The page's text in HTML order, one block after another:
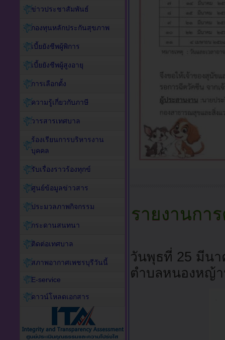
รายงานกา
วันพุธที่ 25 มีนา
ตำบลหนองหญ้
ข่าวประชาสัมพันธ์
กองทุนหลักประกันสุขภาพ
เบี้ยยังชีพผู้พิการ
เบี้ยยังชีพผู้สูงอายุ
การเลือกตั้ง
ความรู้เกี่ยวกับภาษี
วารสารเทศบาล
ร้องเรียนการบริหารงาน
บุคคล
รับเรื่องราวร้องทุกข์
ศูนย์ข้อมูลข่าวสาร
ประมวลภาพกิจกรรม
กระดานสนทนา
ติดต่อเทศบาล
สภาพอากาศเพชรบุรีวันนี้
E-service
ดาวน์โหลดเอกสาร